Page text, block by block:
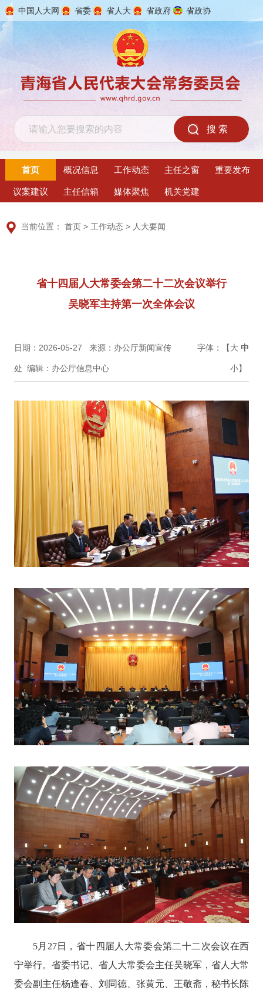
中国人大网 省委 省人大 省政府 省政协
首页 概况信息 工作动态 主任之窗 重要发布
议案建议 主任信箱 媒体聚焦 机关党建
当前位置：首页 >工作动态 > 人大要闻
省十四届人大常委会第二十二次会议举行
吴晓军主持第一次全体会议
日期：2026-05-27 来源：办公厅新闻宣传
处 编辑：办公厅信息中心
字体：【大 中
小】
5月27日，省十四届人大常委会第二十二次会议在西
宁举行。省委书记、省人大常委会主任吴晓军，省人大常
委会副主任杨逢春、刘同德、张黄元、王敬斋，秘书长陈